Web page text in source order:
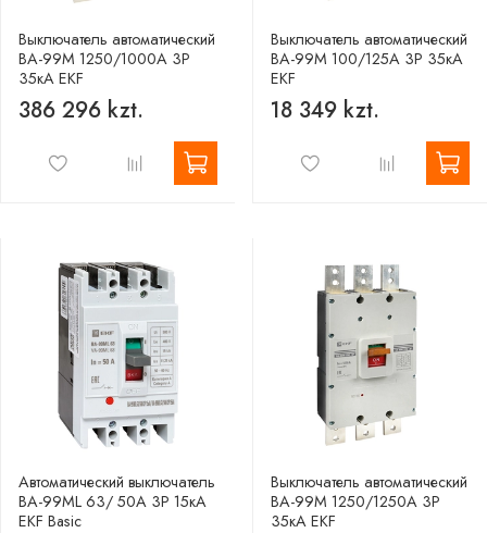
Выключатель автоматический
ВА-99М 1250/1000А 3P
35кА EKF
386 296 kzt.
Выключатель автоматический
ВА-99М 100/125А 3P 35кА
EKF
18 349 kzt.
Автоматический выключатель
ВА-99МL 63/ 50А 3P 15кА
EKF Basic
Выключатель автоматический
ВА-99М 1250/1250А 3P
35кА EKF